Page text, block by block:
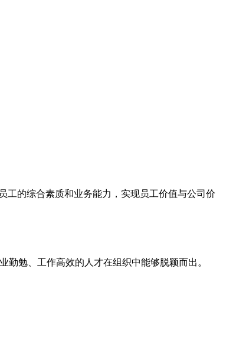
工的综合素质和业务能力，实现员工价值与公司价
勉、工作高效的人才在组织中能够脱颖而出。